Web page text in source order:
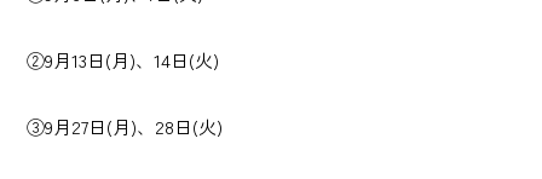
②9月13日(月)、14日(火)
③9月27日(月)、28日(火)